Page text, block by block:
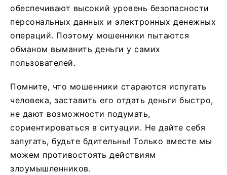
обеспечивают высокий уровень безопасности
персональных данных и электронных денежных
операций. Поэтому мошенники пытаются
обманом выманить деньги у самих
пользователей.
Помните, что мошенники стараются испугать
человека, заставить его отдать деньги быстро,
не дают возможности подумать,
сориентироваться в ситуации. Не дайте себя
запугать, будьте бдительны! Только вместе мы
можем противостоять действиям
злоумышленников.